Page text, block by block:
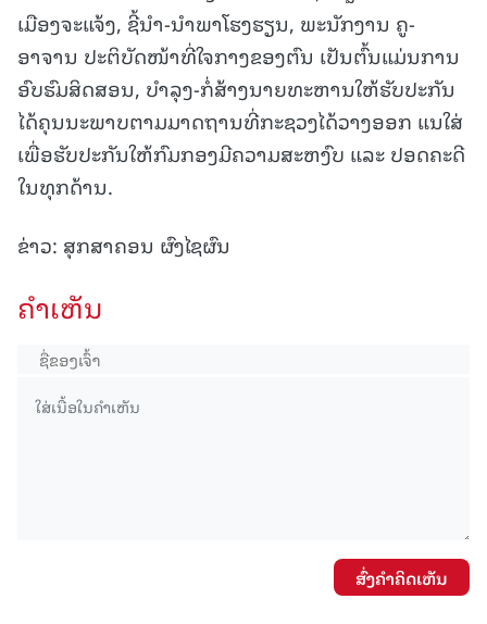
ເມືອງຈະແຈ້ງ, ຊີ້ນໍາ-ນໍາພາໂຮງຮຽນ, ພະນັກງານ ຄູ-
ອາຈານ ປະຕິບັດໜ້າທີ່ໃຈກາງຂອງຕົນ ເປັນຕົ້ນແມ່ນການ
ອົບຮົມສິດສອນ, ບຳລຸງ-ກໍ່ສ້າງນາຍທະຫານໃຫ້ຮັບປະກັນ
ໄດ້ຄຸນນະພາບຕາມມາດຖານທີ່ກະຊວງໄດ້ວາງອອກ ແນໃສ່
ເພື່ອຮັບປະກັນໃຫ້ກົມກອງມີຄວາມສະຫງົບ ແລະ ປອດຄະດີ
ໃນທຸກດ້ານ.
ຂ່າວ: ສຸກສາຄອນ ຜົງໄຊຜົນ
ຄໍາເຫັນ
ສົ່ງຄໍາຄິດເຫັນ